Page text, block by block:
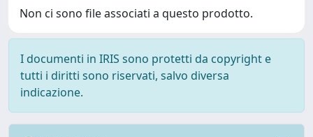
Non ci sono file associati a questo prodotto.
I documenti in IRIS sono protetti da copyright e
tutti i diritti sono riservati, salvo diversa
indicazione.